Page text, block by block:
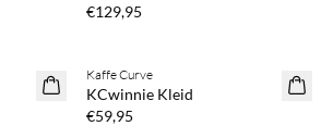
€129,95
NEUHEITEN
Kaffe Curve
KCwinnie Kleid
€59,95